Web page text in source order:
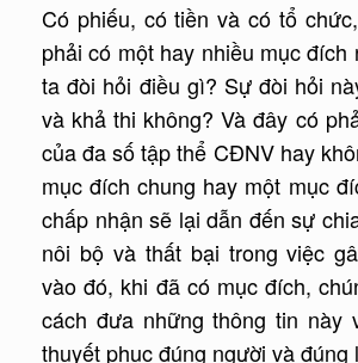
Có phiếu, có tiền và có tổ
phải có một hay nhiều mục đích
ta đòi hỏi điều gì? Sự đòi hỏi
và khả thi không? Và đây có
của đa số tập thể CĐNV hay
mục đích chung hay một mục
chấp nhận sẽ lại dẫn đến sự
nôi bộ và thất bại trong việc
vào đó, khi đã có mục đích,
cách đưa những thông tin này
thuyết phục đúng người và đúng